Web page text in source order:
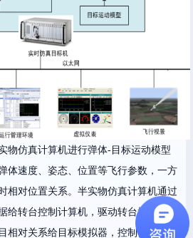
物仿真计算机进行弹体-目标运动模型
体速度、姿态、位置等飞行参数，一方
相对位置关系。半实物仿真计算机通过
给转台控制计算机，驱动转台模拟弹体
相对关系给目标模拟器，控制目标运